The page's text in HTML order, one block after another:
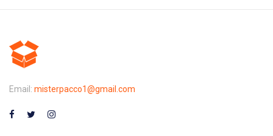
Email: misterpacco1@gmail.com